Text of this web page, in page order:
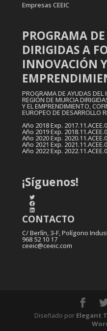
Empresas CEEIC
PROGRAMA
DIRIGIDAS A
INNOVACIÓN
PROGRAMA DE AYUDAS
REGIÓN DE MURCIA
Y EL EMPRENDIMIENTO,
EUROPEO DE DESARROLLO
Año 2018 Exp.
Año 2019 Exp.
Año 2020 Exp.
Año 2021 Exp.
Año 2022 Exp.
¡Síguenos!
Twitter
Facebook
LinkedIn
CONTACTO
C/ Berlín, 3-F, Polígono
968 52 10 17
ceeic@ceeic.com
Diseñado por Elegant